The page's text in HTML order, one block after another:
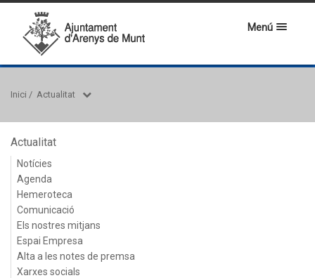
Menú
Inici / Actualitat
Actualitat
Notícies
Agenda
Hemeroteca
Comunicació
Els nostres mitjans
Espai Empresa
Alta a les notes de premsa
Xarxes socials